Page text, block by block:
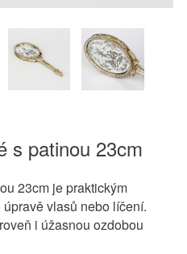
s patinou 23cm
23cm je praktickým
vlasů nebo líčení.
i úžasnou ozdobou